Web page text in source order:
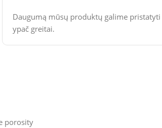
Daugumą mūsų produktų galime pristatyti
ypač greitai.
porosity